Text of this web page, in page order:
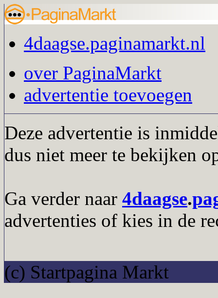
4daagse.paginamarkt.nl
over PaginaMarkt
advertentie toevoegen
Deze advertentie is
dus niet meer te bekijken
Ga verder naar 4daagse.
advertenties of kies in de
(c) Startpagina Markt